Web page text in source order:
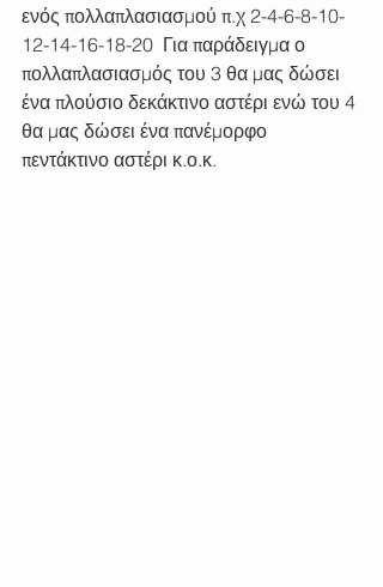
ενός πολλαπλασιασμού π.χ 2-4-6-8-10-
12-14-16-18-20  Για παράδειγμα ο
πολλαπλασιασμός του 3 θα μας δώσει
ένα πλούσιο δεκάκτινο αστέρι ενώ του 4
θα μας δώσει ένα πανέμορφο
πεντάκτινο αστέρι κ.ο.κ.